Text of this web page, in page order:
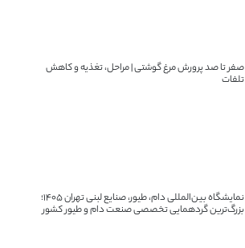
صفر تا صد پرورش مرغ گوشتی | مراحل، تغذیه و کاهش
تلفات
نمایشگاه بین‌المللی دام، طیور، صنایع لبنی تهران ۱۴۰۵؛
بزرگ‌ترین گردهمایی تخصصی صنعت دام و طیور کشور